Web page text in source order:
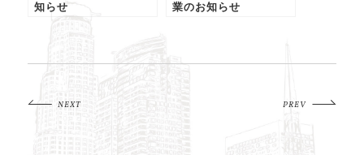
知らせ
業のお知らせ
NEXT PREV